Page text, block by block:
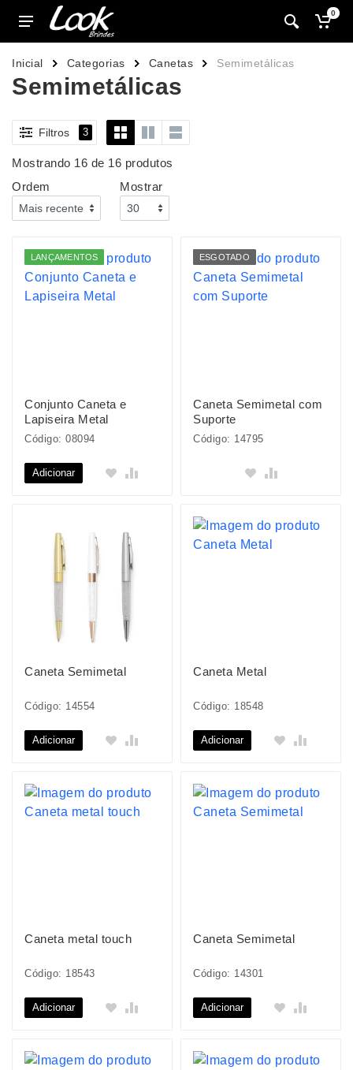
0
Inicial Categorias Canetas Semimetálicas
Semimetálicas
Filtros 3
Mostrando 16 de 16 produtos
Ordem
Mostrar
LANÇAMENTOS
Conjunto Caneta e
Lapiseira Metal
Código: 08094
Adicionar
ESGOTADO
Caneta Semimetal com
Suporte
Código: 14795
Caneta Semimetal
Código: 14554
Adicionar
Caneta Metal
Código: 18548
Adicionar
Caneta metal touch
Código: 18543
Adicionar
Caneta Semimetal
Código: 14301
Adicionar